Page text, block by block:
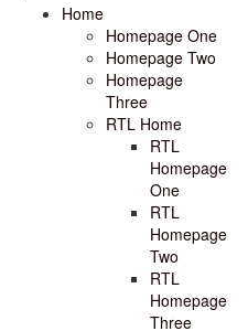
Home
Homepage One
Homepage Two
Homepage
Three
RTL Home
RTL
Homepage
One
RTL
Homepage
Two
RTL
Homepage
Three